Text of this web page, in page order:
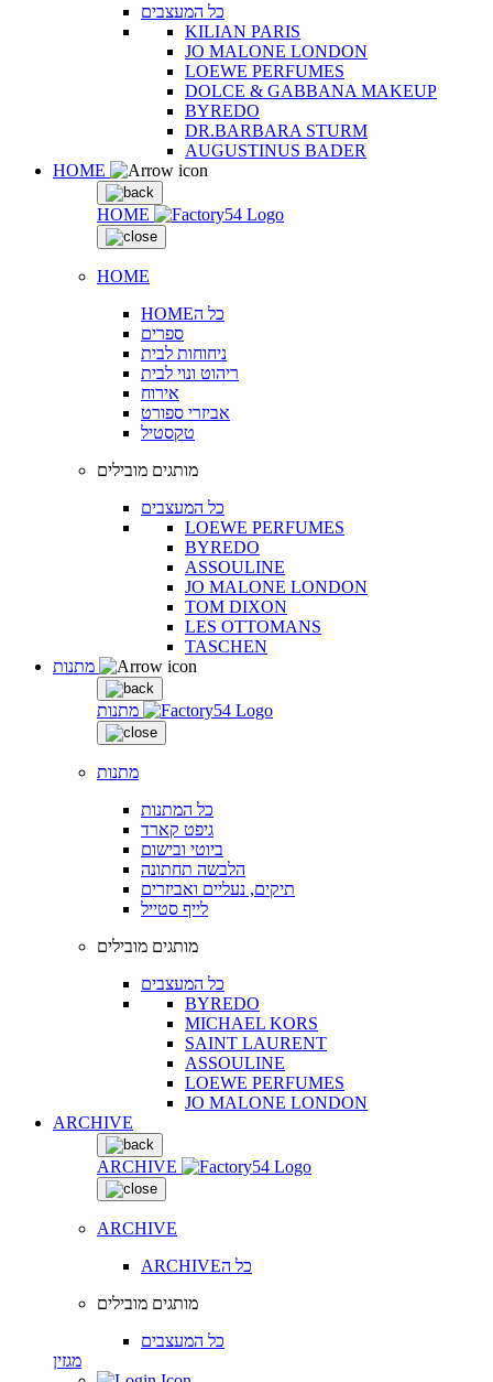
כל המעצבים
KILIAN PARIS
JO MALONE LONDON
LOEWE PERFUMES
DOLCE & GABBANA MAKEUP
BYREDO
DR.BARBARA STURM
AUGUSTINUS BADER
HOME
HOME
HOME
HOMEכל ה
ספרים
ניחוחות לבית
ריהוט ונוי לבית
אירוח
אביזרי ספורט
טקסטיל
מותגים מובילים
כל המעצבים
LOEWE PERFUMES
BYREDO
ASSOULINE
JO MALONE LONDON
TOM DIXON
LES OTTOMANS
TASCHEN
מתנות
מתנות
כל המתנות
גיפט קארד
ביוטי ובישום
הלבשה תחתונה
תיקים, נעליים ואביזרים
לייף סטייל
מותגים מובילים
כל המעצבים
BYREDO
MICHAEL KORS
SAINT LAURENT
ASSOULINE
LOEWE PERFUMES
JO MALONE LONDON
ARCHIVE
ARCHIVE
ARCHIVE
ARCHIVEכל ה
מותגים מובילים
כל המעצבים
מגזין